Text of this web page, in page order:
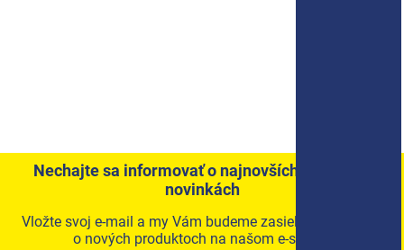
Nechajte sa informovať o najnovších akciách a
novinkách
Vložte svoj e-mail a my Vám budeme zasielať informácie
o nových produktoch na našom e-shope.